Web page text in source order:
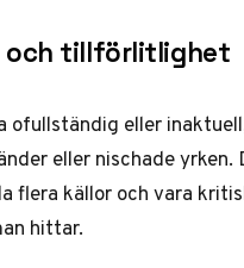
och tillförlitlighet
ofullständig eller
eller nischade yrken.
flera källor och vara
hittar.